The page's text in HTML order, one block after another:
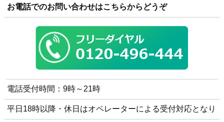
お電話でのお問い合わせはこちらからどうぞ
電話受付時間：9時～21時
平日18時以降・休日はオペレーターによる受付対応となり